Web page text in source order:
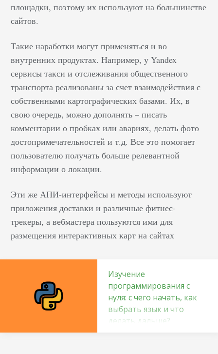
площадки, поэтому их используют на большинстве
сайтов.
Такие наработки могут применяться и во
внутренних продуктах. Например, у Yandex
сервисы такси и отслеживания общественного
транспорта реализованы за счет взаимодействия с
собственными картографических базами. Их, в
свою очередь, можно дополнять – писать
комментарии о пробках или авариях, делать фото
достопримечательностей и т.д. Все это помогает
пользователю получать больше релевантной
информации о локации.
Эти же АПИ-интерфейсы и методы используют
приложения доставки и различные фитнес-
трекеры, а вебмастера пользуются ими для
размещения интерактивных карт на сайтах
Изучение
программирования с
нуля: с чего начать, как
выбрать язык и что
делать дальше?